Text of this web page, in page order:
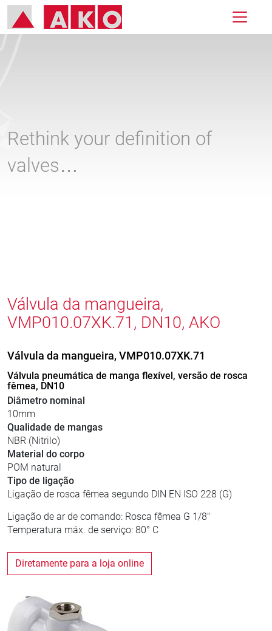
Rethink your definition of
valves…
Válvula da mangueira,
VMP010.07XK.71, DN10, AKO
Válvula da mangueira, VMP010.07XK.71
Válvula pneumática de manga flexível, versão de rosca
fêmea, DN10
Diâmetro nominal
10mm
Qualidade de mangas
NBR (Nitrilo)
Material do corpo
POM natural
Tipo de ligação
Ligação de rosca fêmea segundo DIN EN ISO 228 (G)
Ligação de ar de comando: Rosca fêmea G 1/8"
Temperatura máx. de serviço: 80° C
Diretamente para a loja online